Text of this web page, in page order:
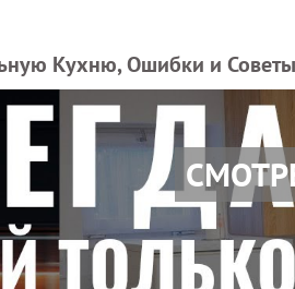
Кухню, Ошибки и